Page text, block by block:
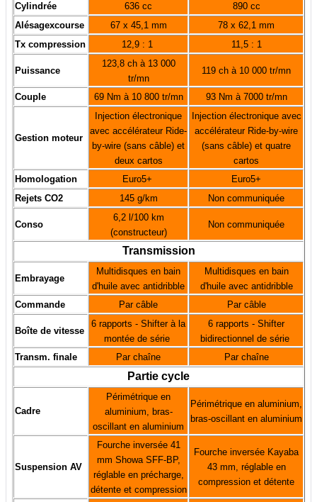
Cylindrée
636 cc
890 cc
Alésagexcourse
67 x 45,1 mm
78 x 62,1 mm
Tx compression
12,9 : 1 11,5 : 1
Puissance
123,8 ch à 13 000
tr/mn
119 ch à 10 000 tr/mn
Couple 69 Nm à 10 800 tr/mn 93 Nm à 7000 tr/mn
Gestion moteur
Injection électronique
avec accélérateur Ride-
by-wire (sans câble) et
deux cartos
Injection électronique avec
accélérateur Ride-by-wire
(sans câble) et quatre
cartos
Homologation
Euro5+
Euro5+
Rejets CO2
145 g/km Non communiquée
Conso
6,2 l/100 km
(constructeur)
Non communiquée
Transmission
Embrayage
Multidisques en bain
d'huile avec antidribble
Multidisques en bain
d'huile avec antidribble
Commande
Par câble Par câble
Boîte de vitesse
6 rapports - Shifter à la
montée de série
6 rapports - Shifter
bidirectionnel de série
Transm. finale
Par chaîne Par chaîne
Partie cycle
Cadre
Périmétrique en
aluminium, bras-
oscillant en aluminium
Périmétrique en aluminium,
bras-oscillant en aluminium
Suspension AV
Fourche inversée 41
mm Showa SFF-BP,
réglable en précharge,
détente et compression
Fourche inversée Kayaba
43 mm, réglable en
compression et détente